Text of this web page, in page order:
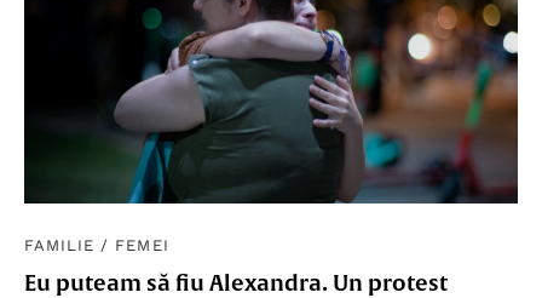
FAMILIE / FEMEI
Eu puteam să fiu Alexandra. Un protest